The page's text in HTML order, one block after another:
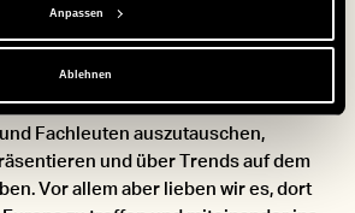
Anpassen
Ablehnen
Events der Friseurbranche teil,
Fachleuten auszutauschen,
und über Trends auf dem
Vor allem aber lieben wir es, dort